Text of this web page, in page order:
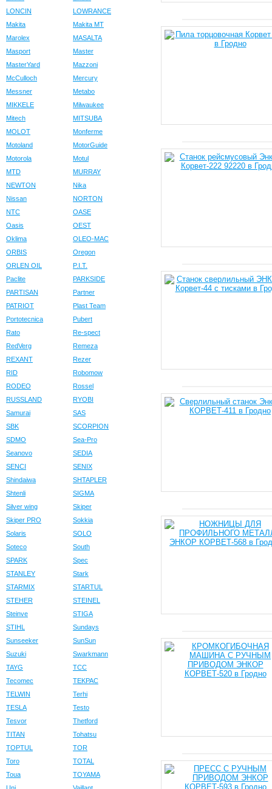
LONCIN
LOWRANCE
Makita
Makita MT
Marolex
MASALTA
Masport
Master
MasterYard
Mazzoni
McCulloch
Mercury
Messner
Metabo
MIKKELE
Milwaukee
Mitech
MITSUBA
MOLOT
Monferme
Motoland
MotorGuide
Motorola
Motul
MTD
MURRAY
NEWTON
Nika
Nissan
NORTON
NTC
OASE
Oasis
OEST
Oklima
OLEO-MAC
ORBIS
Oregon
ORLEN OIL
P.I.T.
Paclite
PARKSIDE
PARTISAN
Partner
PATRIOT
Plast Team
Portotecnica
Pubert
Rato
Re-spect
RedVerg
Remeza
REXANT
Rezer
RID
Robomow
RODEO
Rossel
RUSSLAND
RYOBI
Samurai
SAS
SBK
SCORPION
SDMO
Sea-Pro
Seanovo
SEDIA
SENCI
SENIX
Shindaiwa
SHTAPLER
Shtenli
SIGMA
Silver wing
Skiper
Skiper PRO
Sokkia
Solaris
SOLO
Soteco
South
SPARK
Spec
STANLEY
Stark
STARMIX
STARTUL
STEHER
STEINEL
Steinve
STIGA
STIHL
Sundays
Sunseeker
SunSun
Suzuki
Swarkmann
TAYG
TCC
Tecomec
TEKPAC
TELWIN
Terhi
TESLA
Testo
Tesvor
Thetford
TITAN
Tohatsu
TOPTUL
TOR
Toro
TOTAL
Toua
TOYAMA